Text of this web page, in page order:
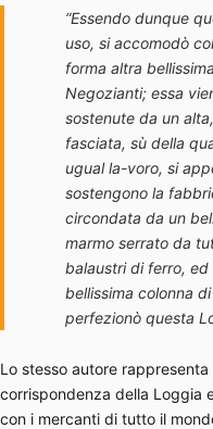
“Essendo dunque
uso, si accomodò
forma altra
Negozianti; essa
sostenute da un
fasciata, sù della
ugual la-voro, si
sostengono la
circondata da un
marmo serrato da
balaustri di ferro, ed
bellissima colonna
perfezionò questa
Lo stesso autore
corrispondenza della Loggia
con i mercanti di tutto il